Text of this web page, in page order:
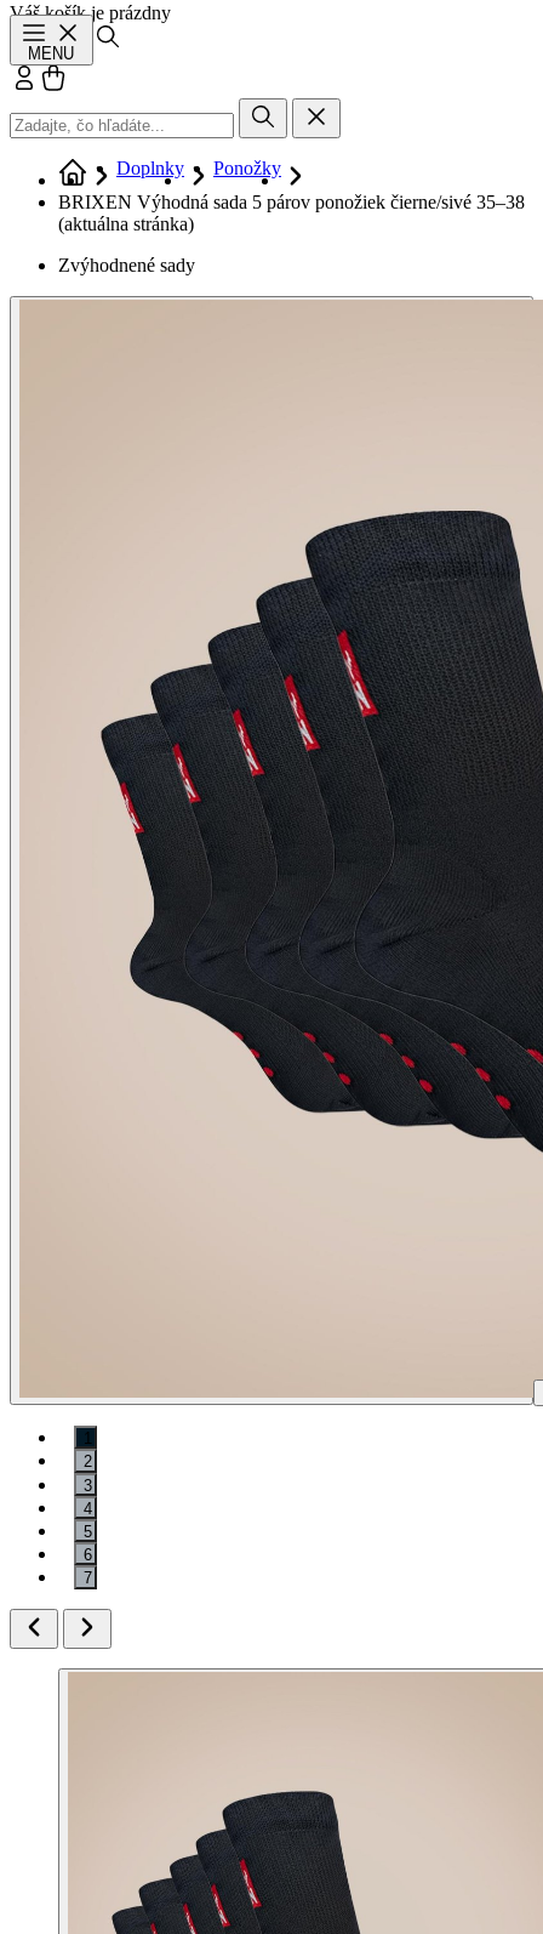
Váš košík je prázdny
MENU
Prihlásiť sa
Doplnky
Ponožky
BRIXEN Výhodná sada 5 párov ponožiek čierne/sivé 35–38
(aktuálna stránka)
Zvýhodnené sady
1
2
3
4
5
6
7